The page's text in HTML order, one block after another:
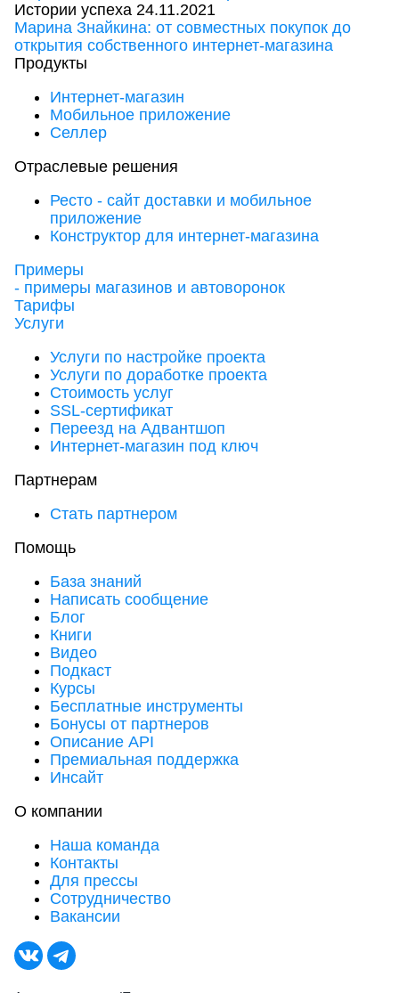
Истории успеха 24.11.2021
Марина Знайкина: от совместных покупок до
открытия собственного интернет-магазина
Продукты
Интернет-магазин
Мобильное приложение
Селлер
Отраслевые решения
Ресто - сайт доставки и мобильное
приложение
Конструктор для интернет-магазина
Примеры
- примеры магазинов и автоворонок
Тарифы
Услуги
Услуги по настройке проекта
Услуги по доработке проекта
Стоимость услуг
SSL-сертификат
Переезд на Адвантшоп
Интернет-магазин под ключ
Партнерам
Стать партнером
Помощь
База знаний
Написать сообщение
Блог
Книги
Видео
Подкаст
Курсы
Бесплатные инструменты
Бонусы от партнеров
Описание API
Премиальная поддержка
Инсайт
О компании
Наша команда
Контакты
Для прессы
Сотрудничество
Вакансии